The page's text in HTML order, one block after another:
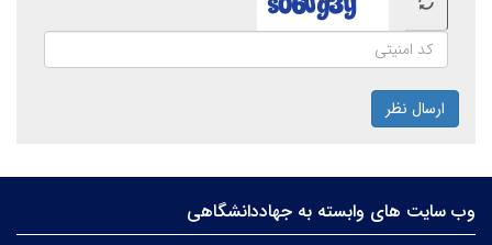
ارسال نظر
وب سایت های وابسته به جهاددانشگاهی